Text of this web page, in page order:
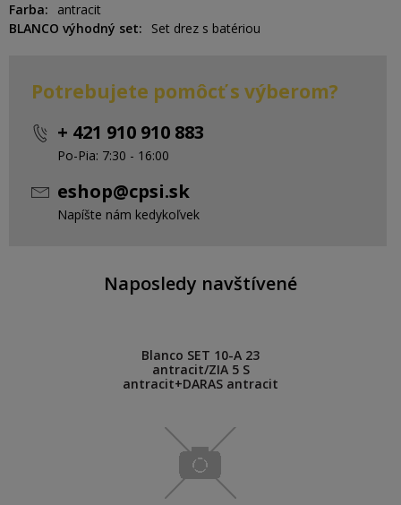
Farba
antracit
BLANCO výhodný set
Set drez s batériou
Potrebujete pomôcť s výberom?
+ 421 910 910 883
Po-Pia: 7:30 - 16:00
eshop@cpsi.sk
Napíšte nám kedykoľvek
Naposledy navštívené
Blanco SET 10-A 23
antracit/ZIA 5 S
antracit+DARAS antracit